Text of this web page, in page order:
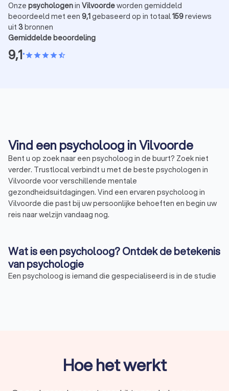
Onze psychologenin Vilvoordeworden gemiddeld
beoordeeld met een 9,1gebaseerd op in totaal159reviews
uit 3bronnen
Gemiddelde beoordeling
9,1•starstarstarstarstar_half
Vind een psycholoog in Vilvoorde
Bent u op zoek naar een psycholoog in de buurt? Zoek niet
verder. Trustlocal verbindt u met de beste psychologen in
Vilvoorde voor verschillende mentale
gezondheidsuitdagingen. Vind een ervaren psycholoog in
Vilvoorde die past bij uw persoonlijke behoeften en begin uw
reis naar welzijn vandaag nog.
Wat is een psycholoog? Ontdek de betekenis
van psychologie
Een psycholoog is iemand die gespecialiseerd is in de studie
Hoe het werkt